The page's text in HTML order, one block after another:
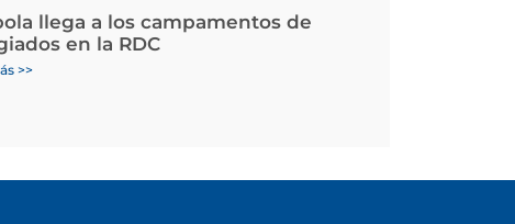
llega a los campamentos de
en la RDC
>>